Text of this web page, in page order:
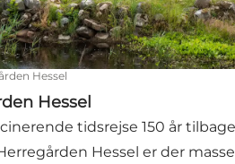
Hessel
Hessel
tidsrejse 150 år
Hessel er der